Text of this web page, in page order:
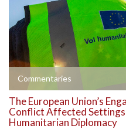
Commentaries
The European Union’s
Conflict Affected
Humanitarian Diplomacy